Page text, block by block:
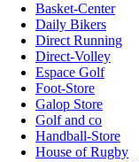
Basket-Center
Daily Bikers
Direct Running
Direct-Volley
Espace Golf
Foot-Store
Galop Store
Golf and co
Handball-Store
House of Rugby